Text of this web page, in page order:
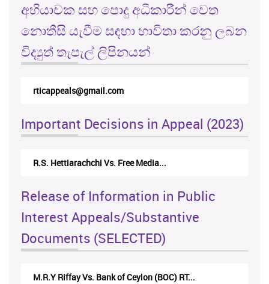
අභියාචක සහ පොදු අධිකාරීන් වෙත
නොතීසි යැවීම සඳහා භාවිතා කරනු ලබන
විද්‍යුත් තැපැල් ලිපිනයන්
rticappeals@gmail.com
Important Decisions in Appeal (2023)
R.S. Hettiarachchi Vs. Free Media...
Release of Information in Public
Interest Appeals/Substantive
Documents (SELECTED)
M.R.Y Riffay Vs. Bank of Ceylon (BOC) RT...